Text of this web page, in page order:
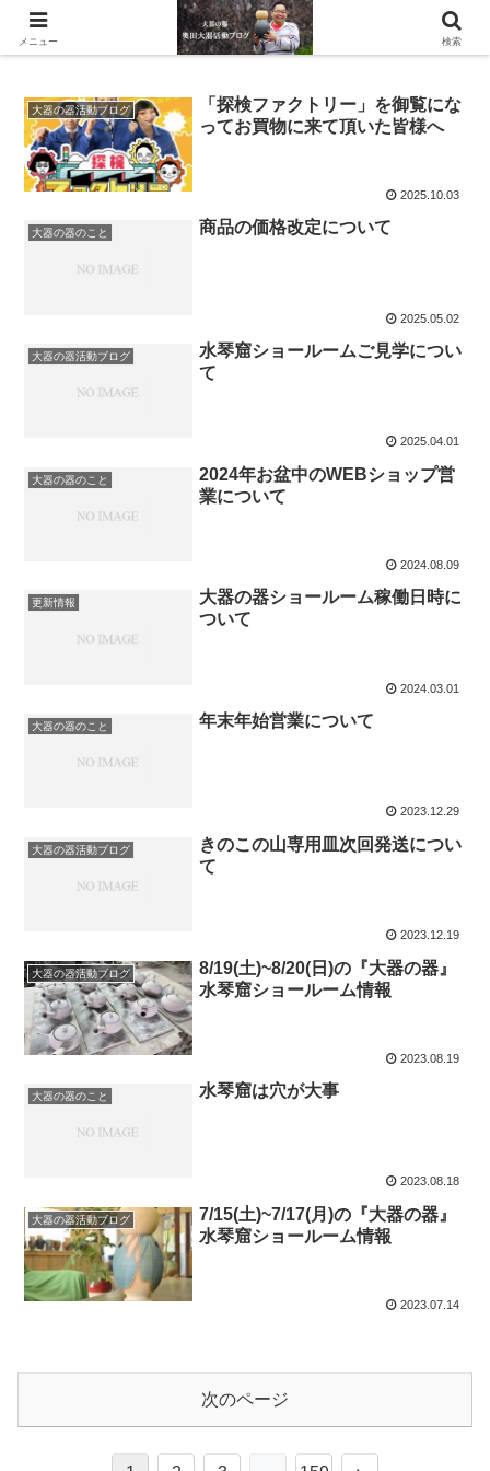
滋賀県の信楽で水琴窟や水鉢などの陶器を作っています。
大器の器活動ブログ
「探検ファクトリー」を御覧にな
ってお買物に来て頂いた皆様へ
2025.10.03
大器の器のこと 商品の価格改定について
2025.05.02
大器の器活動ブログ
水琴窟ショールームご見学につい
て
2025.04.01
大器の器のこと
2024年お盆中のWEBショップ営
業について
2024.08.09
更新情報
大器の器ショールーム稼働日時に
ついて
2024.03.01
大器の器のこと 年末年始営業について
2023.12.29
大器の器活動ブログ
きのこの山専用皿次回発送につい
て
2023.12.19
大器の器活動ブログ
8/19(土)~8/20(日)の『大器の器』
水琴窟ショールーム情報
2023.08.19
大器の器のこと 水琴窟は穴が大事
2023.08.18
大器の器活動ブログ
7/15(土)~7/17(月)の『大器の器』
水琴窟ショールーム情報
2023.07.14
次のページ
メニュー 検索